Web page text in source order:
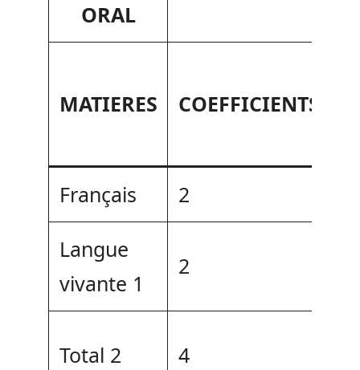
ORAL
MATIERES COEFFICIENTS
Français
2
Langue
vivante 1
2
Total 2 4